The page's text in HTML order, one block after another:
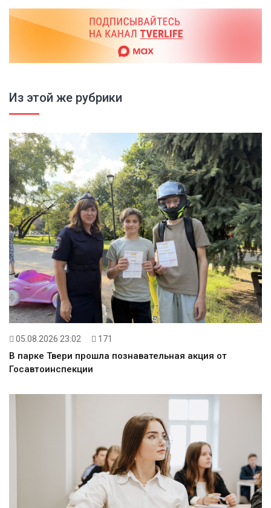
Из этой же рубрики
05.08.2026 23:02 171
В парке Твери прошла познавательная акция от
Госавтоинспекции